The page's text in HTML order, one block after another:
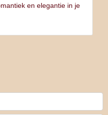
en elegantie in je